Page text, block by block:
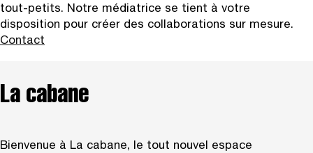
tout-petits. Notre médiatrice se tient à votre
disposition pour créer des collaborations sur mesure.
Contact
La cabane
Bienvenue à La cabane, le tout nouvel espace